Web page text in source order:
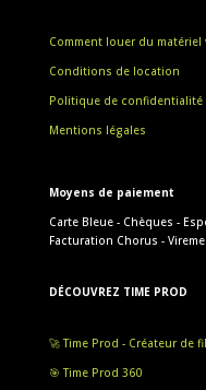
Comment louer du matériel
Conditions de location
Politique de confidentialité
Mentions légales
Moyens de paiement
Carte Bleue - Chèques -
Facturation Chorus -
DÉCOUVREZ TIME PROD
🚀 Time Prod - Créateur de
🎯 Time Prod 360